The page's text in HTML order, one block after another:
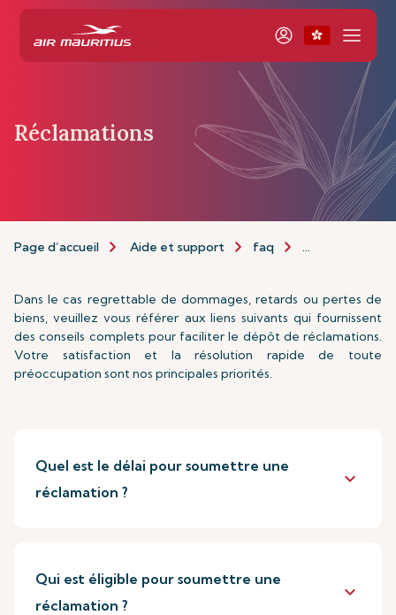
Réclamations
Page d’accueil Aide et support faq Réclamations
Dans le cas regrettable de dommages, retards ou pertes de
biens, veuillez vous référer aux liens suivants qui fournissent
des conseils complets pour faciliter le dépôt de réclamations.
Votre satisfaction et la résolution rapide de toute
préoccupation sont nos principales priorités.
Quel est le délai pour soumettre une
réclamation ?
keyboard_arrow_down
Qui est éligible pour soumettre une
réclamation ?
keyboard_arrow_down